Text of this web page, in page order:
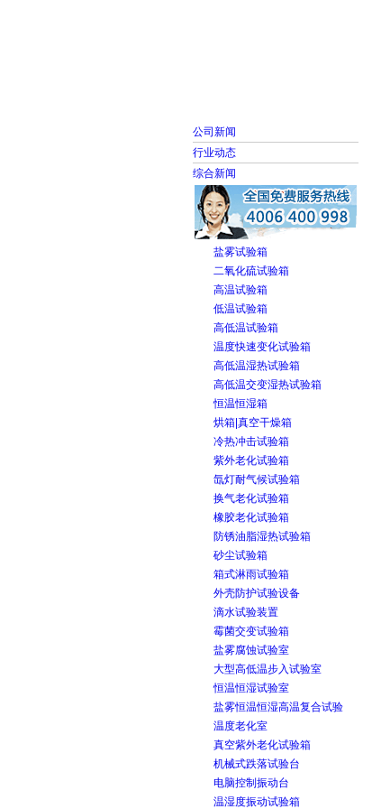
公司新闻
行业动态
综合新闻
盐雾试验箱
二氧化硫试验箱
高温试验箱
低温试验箱
高低温试验箱
温度快速变化试验箱
高低温湿热试验箱
高低温交变湿热试验箱
恒温恒湿箱
烘箱|真空干燥箱
冷热冲击试验箱
紫外老化试验箱
氙灯耐气候试验箱
换气老化试验箱
橡胶老化试验箱
防锈油脂湿热试验箱
砂尘试验箱
箱式淋雨试验箱
外壳防护试验设备
滴水试验装置
霉菌交变试验箱
盐雾腐蚀试验室
大型高低温步入试验室
恒温恒湿试验室
盐雾恒温恒湿高温复合试验
温度老化室
真空紫外老化试验箱
机械式跌落试验台
电脑控制振动台
温湿度振动试验箱